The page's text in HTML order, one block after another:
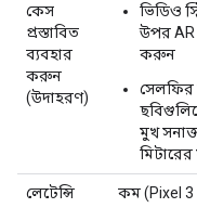
কেস
প্রস্তাবিত
ব্যবহার
করুন
(উদাহরণ)
ভিডিও
উপর AR
করুন
মুখ
মিটারের
লেটেন্সি
কম (Pixel